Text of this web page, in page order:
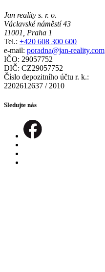
Jan reality s. r. o.
Václavské náměstí 43
11001, Praha 1
Tel.: +420 608 300 600
e-mail: poradna@jan-reality.com
IČO: 29057752
DIČ: CZ29057752
Číslo depozitního účtu r. k.:
2202612637 / 2010
Sledujte nás